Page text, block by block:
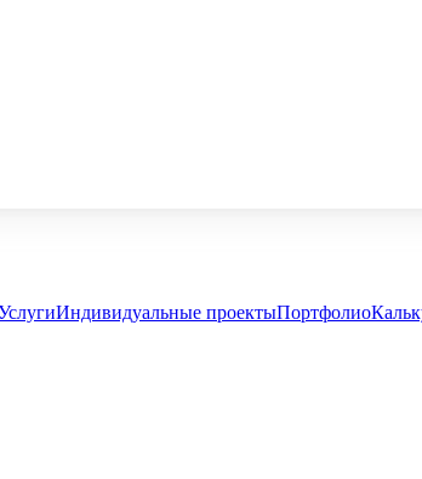
Индивидуальные проектыПортфолио